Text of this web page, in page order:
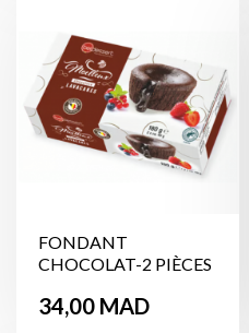
FONDANT
CHOCOLAT-2 PIÈCES
Prix
34,00 MAD